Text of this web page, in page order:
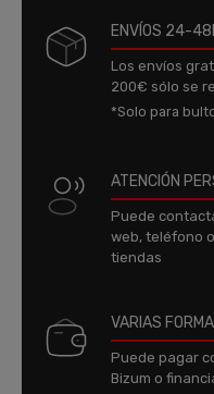
ENVÍOS 24-
Los envíos
200€ sólo se
*Solo para
ATENCIÓN
Puede
web, teléfono
tiendas
VARIAS
Puede pagar
Bizum o